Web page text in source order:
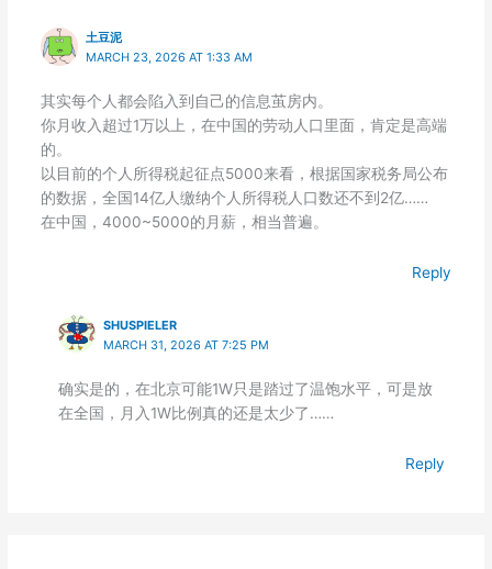
土豆泥
MARCH 23, 2026 AT 1:33 AM
其实每个人都会陷入到自己的信息茧房内。
你月收入超过1万以上，在中国的劳动人口里面，肯定是高端
的。
以目前的个人所得税起征点5000来看，根据国家税务局公布
的数据，全国14亿人缴纳个人所得税人口数还不到2亿……
在中国，4000~5000的月薪，相当普遍。
Reply
SHUSPIELER
MARCH 31, 2026 AT 7:25 PM
确实是的，在北京可能1W只是踏过了温饱水平，可是放
在全国，月入1W比例真的还是太少了……
Reply